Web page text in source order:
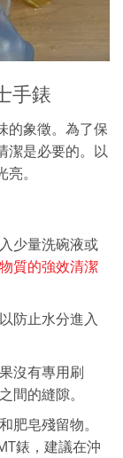
手錶
的象徵。為了保
潔是必要的。以
。
少量洗碗液或
質的強效清潔
防止水分進入
沒有專用刷
間的縫隙。
肥皂殘留物。
錶，建議在沖